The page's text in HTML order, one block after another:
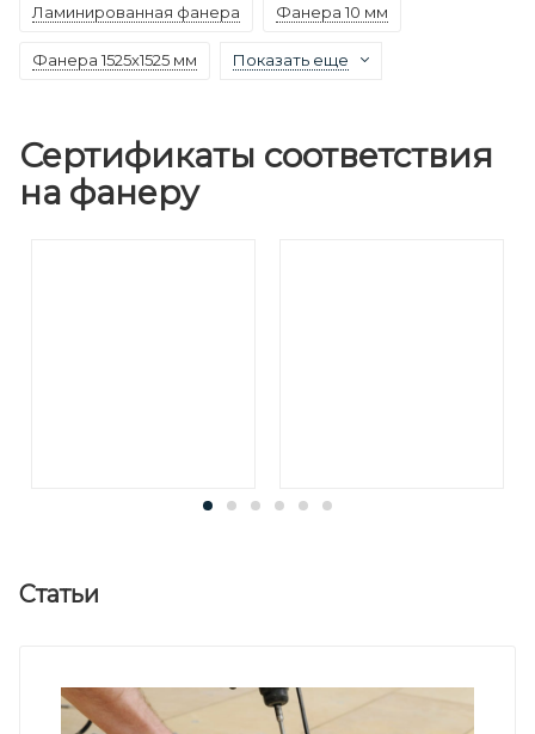
Ламинированная фанера Фанера 10 мм
Фанера 1525х1525 мм Показать еще
Сертификаты соответствия
на фанеру
Статьи